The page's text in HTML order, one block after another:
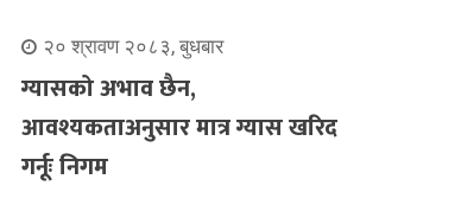
२० श्रावण २०८३, बुधबार
ग्यासको अभाव छैन,
आवश्यकताअनुसार मात्र ग्यास खरिद
गर्नूः निगम